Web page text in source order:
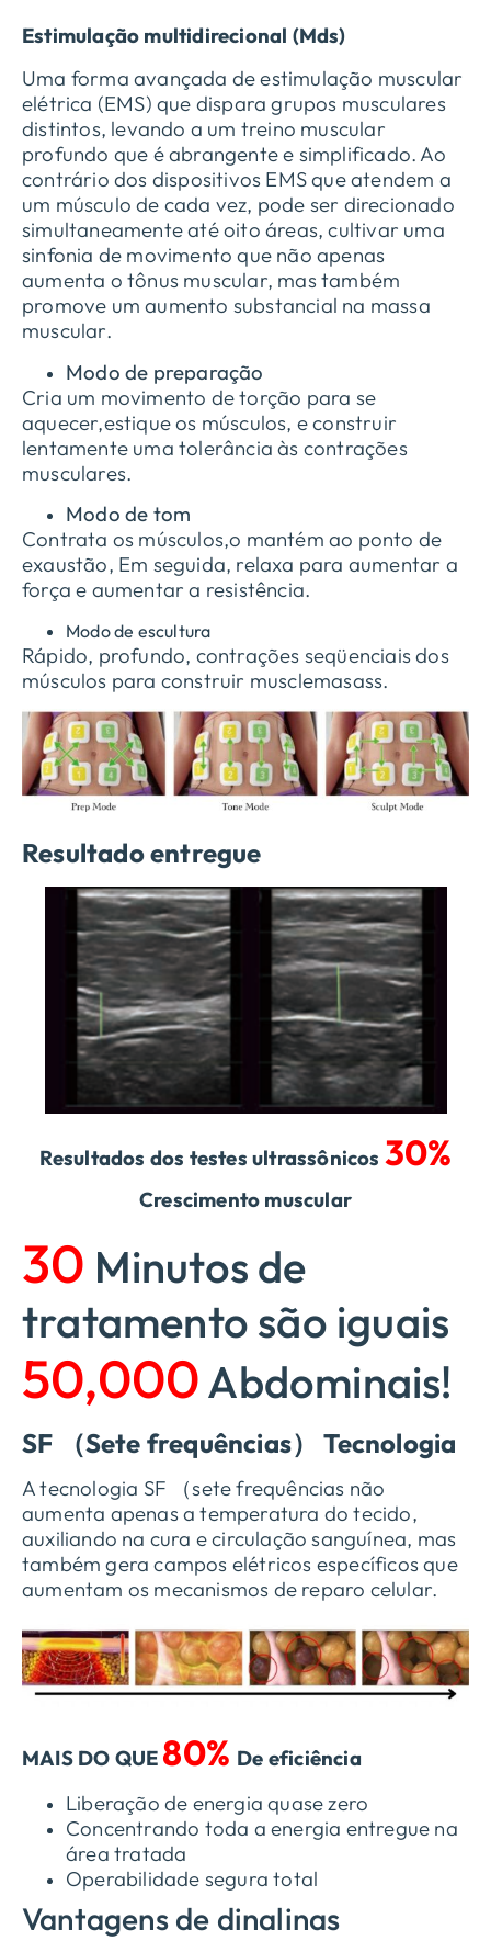
Estimulação multidirecional (Mds)
Uma forma avançada de estimulação muscular
elétrica (EMS) que dispara grupos musculares
distintos, levando a um treino muscular
profundo que é abrangente e simplificado. Ao
contrário dos dispositivos EMS que atendem a
um músculo de cada vez, pode ser direcionado
simultaneamente até oito áreas, cultivar uma
sinfonia de movimento que não apenas
aumenta o tônus ​​muscular, mas também
promove um aumento substancial na massa
muscular.
Modo de preparação
Cria um movimento de torção para se
aquecer,estique os músculos, e construir
lentamente uma tolerância às contrações
musculares.
Modo de tom
Contrata os músculos,o mantém ao ponto de
exaustão, Em seguida, relaxa para aumentar a
força e aumentar a resistência.
Modo de escultura
Rápido, profundo, contrações seqüenciais dos
músculos para construir musclemasass.
Resultado entregue
Resultados dos testes ultrassônicos 30%
Crescimento muscular
30 Minutos de
tratamento são iguais
50,000Abdominais!
SF （Sete frequências） Tecnologia
A tecnologia SF （sete frequências não
aumenta apenas a temperatura do tecido,
auxiliando na cura e circulação sanguínea, mas
também gera campos elétricos específicos que
aumentam os mecanismos de reparo celular.
MAIS DO QUE 80% De eficiência
Liberação de energia quase zero
Concentrando toda a energia entregue na
área tratada
Operabilidade segura total
Vantagens de dinalinas